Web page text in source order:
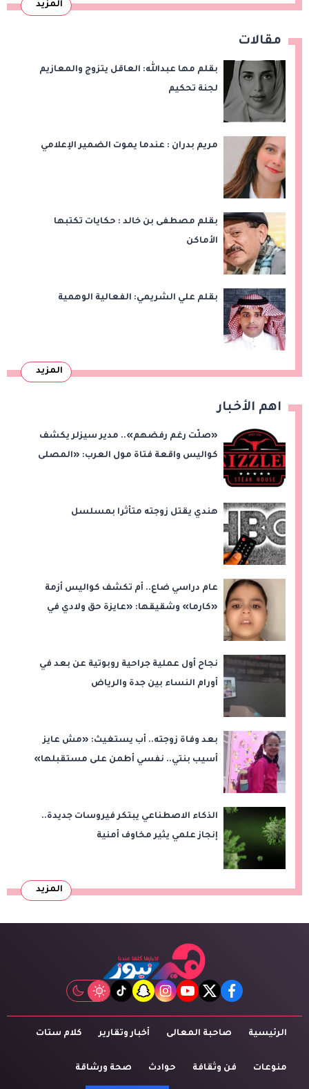
المزيد
مقالات
بقلم مها عبدالله: العاقل يتزوج والمعازيم
لجنة تحكيم
مريم بدران : عندما يموت الضمير الإعلامي
بقلم مصطفى بن خالد : حكايات تكتبها
الأماكن
بقلم علي الشريمي: الفعالية الوهمية
المزيد
اهم الأخبار
«صلّت رغم رفضهم».. مدير سيزلر يكشف
كواليس واقعة فتاة مول العرب: «المصلى
هندي يقتل زوجته متأثرا بمسلسل
عام دراسي ضاع.. أم تكشف كواليس أزمة
«كارما» وشقيقها: «عايزة حق ولادي في
نجاح أول عملية جراحية روبوتية عن بعد في
أورام النساء بين جدة والرياض
بعد وفاة زوجته.. أب يستغيث: «مش عايز
أسيب بنتي.. نفسي أطمن على مستقبلها»
الذكاء الاصطناعي يبتكر فيروسات جديدة..
إنجاز علمي يثير مخاوف أمنية
المزيد
facebook
twitter
youtube
instagram
snapchat
tiktok
الرئيسية صاحبة المعالى أخبار وتقارير كلام ستات
منوعات فن وثقافة حوادث صحة ورشاقة